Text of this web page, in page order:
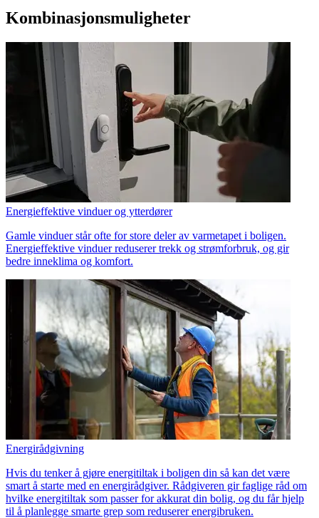
Kombinasjonsmuligheter
Energieffektive vinduer og ytterdører
Gamle vinduer står ofte for store deler av varmetapet i boligen.
Energieffektive vinduer reduserer trekk og strømforbruk, og gir
bedre inneklima og komfort.
Energirådgivning
Hvis du tenker å gjøre energitiltak i boligen din så kan det være
smart å starte med en energirådgiver. Rådgiveren gir faglige råd om
hvilke energitiltak som passer for akkurat din bolig, og du får hjelp
til å planlegge smarte grep som reduserer energibruken.